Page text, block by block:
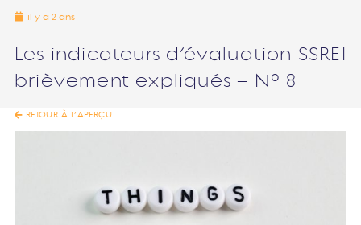
il y a 2 ans
Les indicateurs d’évaluation SSREI
brièvement expliqués – N° 8
RETOUR À L’APERÇU